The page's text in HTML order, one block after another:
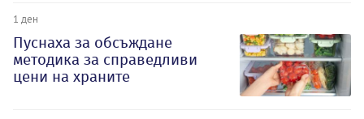
1 ден
Пуснаха за обсъждане
методика за справедливи
цени на храните